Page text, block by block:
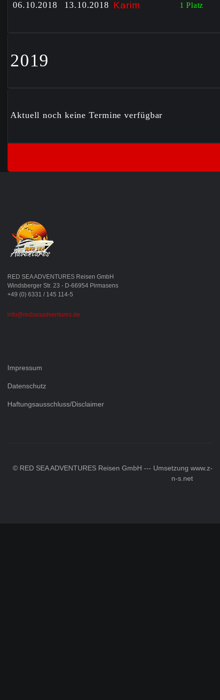
06.10.2018 13.10.2018 Karim 1 Platz
2019
Aktuell noch keine Termine verfügbar
RED SEA ADVENTURES Reisen GmbH
Windsberger Str. 23 - D-66954 Pirmasens
+49 (0) 6331 / 145 114-5
info@redseaadventures.de
Impressum
Datenschutz
Haftungsausschluss/Disclaimer
© RED SEA ADVENTURES Reisen GmbH --- Umsetzung www.z-
n-s.net